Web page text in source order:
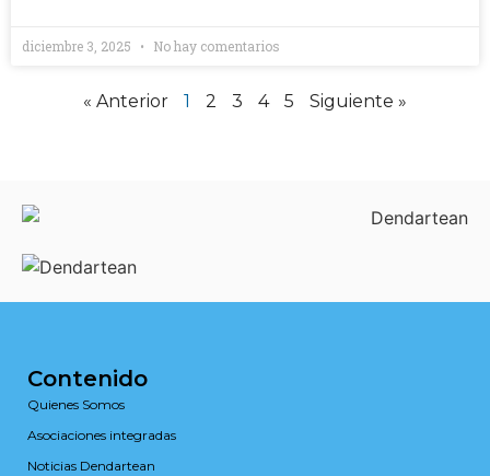
diciembre 3, 2025 No hay comentarios
« Anterior 1 2 3 4 5 Siguiente »
Contenido
Quienes Somos
Asociaciones integradas
Noticias Dendartean